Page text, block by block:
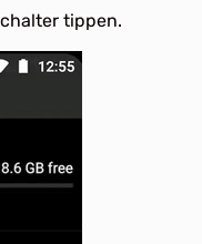
tippen.